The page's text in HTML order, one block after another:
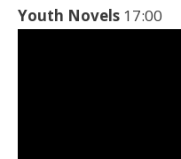
Youth Novels 17:00